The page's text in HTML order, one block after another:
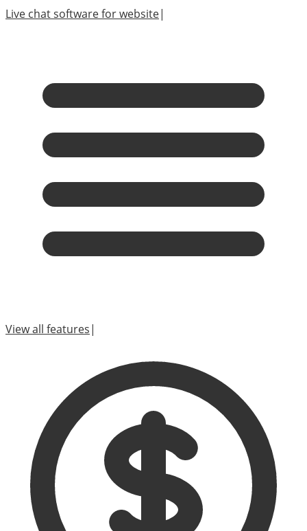
Live chat software for website|
View all features|